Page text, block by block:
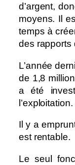
d’argent,
moyens. Il
temps à
des rapports
L’année
de 1,8
a été
l’exploitation.
Il y a
est rentable.
Le seul